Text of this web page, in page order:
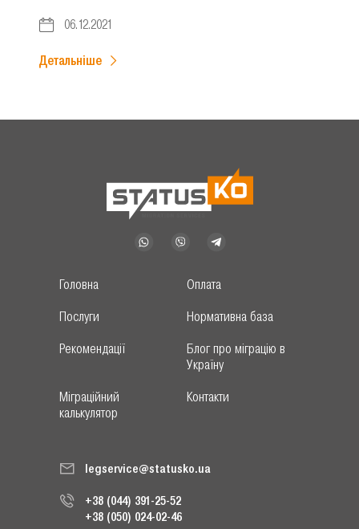
06.12.2021
Детальніше
Головна
Оплата
Послуги
Нормативна база
Рекомендації
Блог про міграцію в
Україну
Міграційний
калькулятор
Контакти
legservice@statusko.ua
+38 (044) 391-25-52
+38 (050) 024-02-46